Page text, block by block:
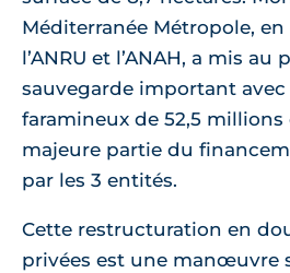
Méditerranée Métropole,
l’ANRU et l’ANAH, a mis
sauvegarde important
faramineux de 52,5 millions
majeure partie du
par les 3 entités.
Cette restructuration en
privées est une manœuvre